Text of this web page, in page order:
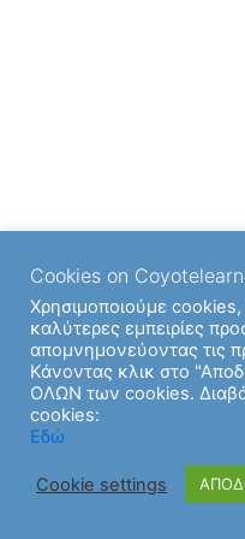
Cookies on
Χρησιμοποιούμε
καλύτερες εμπειρίες
απομνημονεύοντας τις
Κάνοντας κλικ στο
ΟΛΩΝ των cookies.
cookies:
Εδώ
Cookie settings